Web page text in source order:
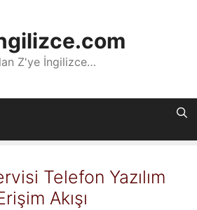
Z'ye İngilizce…
Telefon Yazılım
Akışı